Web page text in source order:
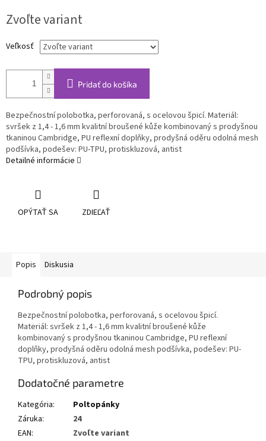
cena:
Zvoľte variant
Veľkosť
Pridať do košíka
Bezpečnostní polobotka, perforovaná, s ocelovou špicí. Materiál:
svršek z 1,4 - 1,6 mm kvalitní broušené kůže kombinovaný s prodyšnou
tkaninou Cambridge, PU reflexní doplňky, prodyšná oděru odolná mesh
podšívka, podešev: PU-TPU, protiskluzová, antist
Detailné informácie
OPÝTAŤ SA ZDIEĽAŤ
Popis Diskusia
Podrobný popis
Bezpečnostní polobotka, perforovaná, s ocelovou špicí.
Materiál: svršek z 1,4 - 1,6 mm kvalitní broušené kůže
kombinovaný s prodyšnou tkaninou Cambridge, PU reflexní
doplňky, prodyšná oděru odolná mesh podšívka, podešev: PU-
TPU, protiskluzová, antist
Dodatočné parametre
Kategória:
Poltopánky
Záruka:
24
EAN:
Zvoľte variant